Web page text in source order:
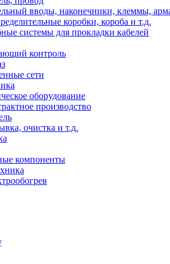
вводы, наконечники, клеммы,
коробки, короба и т.д.
системы для прокладки кабелей
контроль
сети
оборудование
производство
очистка и т.д.
компоненты